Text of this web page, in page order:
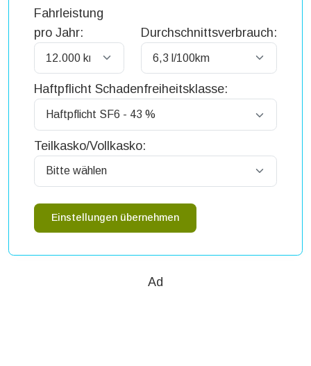
Fahrleistung
pro Jahr:
Durchschnittsverbrauch:
Haftpflicht Schadenfreiheitsklasse:
Teilkasko/Vollkasko:
Einstellungen übernehmen
Ad